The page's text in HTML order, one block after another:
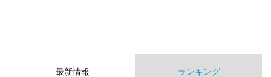
最新情報 ランキング